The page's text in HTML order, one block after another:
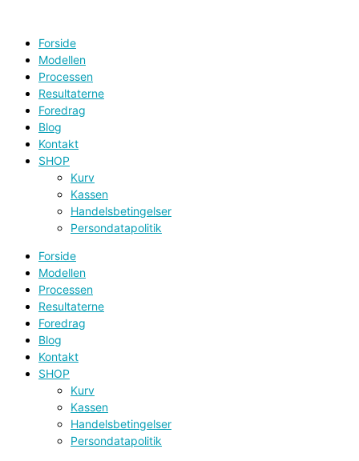
indholdetForside
Modellen
Processen
Resultaterne
Foredrag
Blog
Kontakt
SHOP
Kurv
Kassen
Handelsbetingelser
Persondatapolitik
Forside
Modellen
Processen
Resultaterne
Foredrag
Blog
Kontakt
SHOP
Kurv
Kassen
Handelsbetingelser
Persondatapolitik